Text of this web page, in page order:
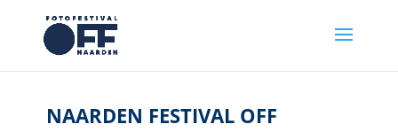
NAARDEN FESTIVAL OFF